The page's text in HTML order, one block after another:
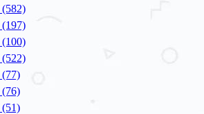
(582)
(197)
(100)
(522)
(77)
(76)
(51)